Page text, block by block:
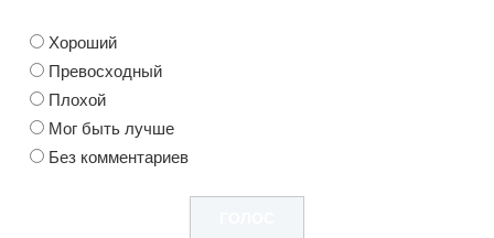
Хороший
Превосходный
Плохой
Мог быть лучше
Без комментариев